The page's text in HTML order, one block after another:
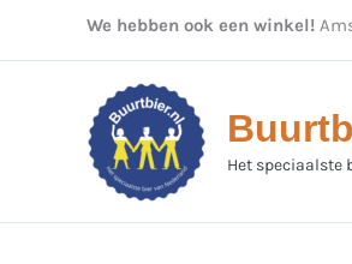
We hebben ook een winkel!
Het speciaalste